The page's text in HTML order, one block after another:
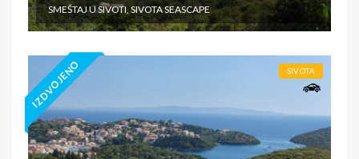
SMEŠTAJ U SIVOTI, SIVOTA SEASCAPE
IZDVOJENO SIVOTA